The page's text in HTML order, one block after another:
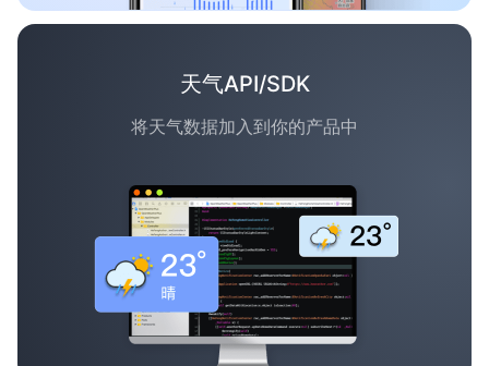
天气API/SDK
将天气数据加入到你的产品中